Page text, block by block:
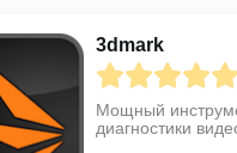
3dmark
Мощный
диагностики